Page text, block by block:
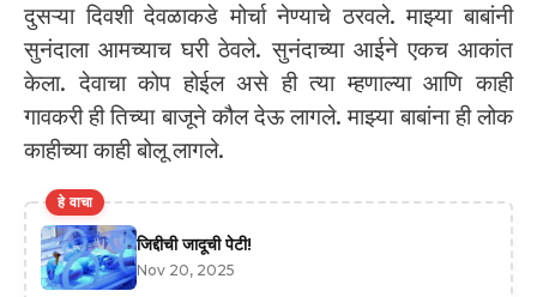
दुसऱ्या दिवशी देवळाकडे मोर्चा नेण्याचे ठरवले. माझ्या बाबांनी
सुनंदाला आमच्याच घरी ठेवले. सुनंदाच्या आईने एकच आकांत
केला. देवाचा कोप होईल असे ही त्या म्हणाल्या आणि काही
गावकरी ही तिच्या बाजूने कौल देऊ लागले. माझ्या बाबांना ही लोक
काहीच्या काही बोलू लागले.
हे वाचा
जिद्दीची जादूची पेटी!
Nov 20, 2025